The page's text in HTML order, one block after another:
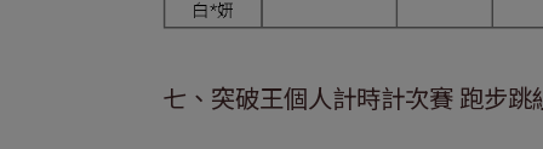
七、突破王個人計時計次賽 跑步跳